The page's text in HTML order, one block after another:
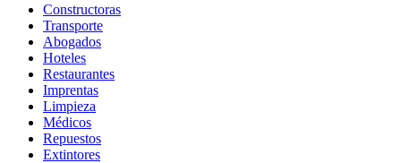
Constructoras
Transporte
Abogados
Hoteles
Restaurantes
Imprentas
Limpieza
Médicos
Repuestos
Extintores